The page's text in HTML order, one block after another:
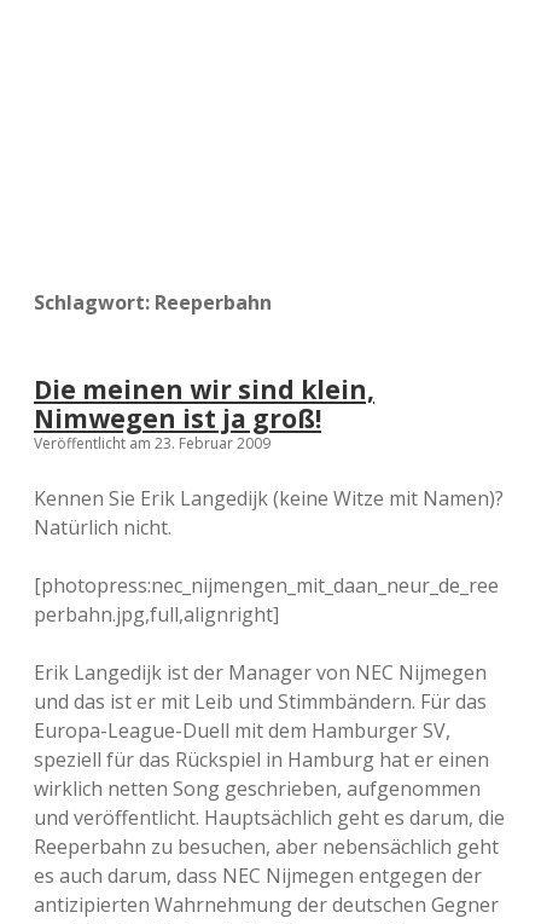
Schlagwort: Reeperbahn
Die meinen wir sind klein,
Nimwegen ist ja groß!
Veröffentlicht am 23. Februar 2009
Kennen Sie Erik Langedijk (keine Witze mit Namen)?
Natürlich nicht.
[photopress:nec_nijmengen_mit_daan_neur_de_ree
perbahn.jpg,full,alignright]
Erik Langedijk ist der Manager von NEC Nijmegen
und das ist er mit Leib und Stimmbändern. Für das
Europa-League-Duell mit dem Hamburger SV,
speziell für das Rückspiel in Hamburg hat er einen
wirklich netten Song geschrieben, aufgenommen
und veröffentlicht. Hauptsächlich geht es darum, die
Reeperbahn zu besuchen, aber nebensächlich geht
es auch darum, dass NEC Nijmegen entgegen der
antizipierten Wahrnehmung der deutschen Gegner